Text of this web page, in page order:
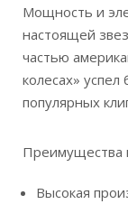
Мощность и
настоящей
частью
колесах» успел
популярных
Преимущества
Высокая